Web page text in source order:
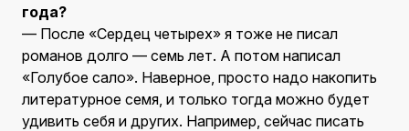
года?
— После «Сердец четырех» я тоже не писал
романов долго — семь лет. А потом написал
«Голубое сало». Наверное, просто надо накопить
литературное семя, и только тогда можно будет
удивить себя и других. Например, сейчас писать